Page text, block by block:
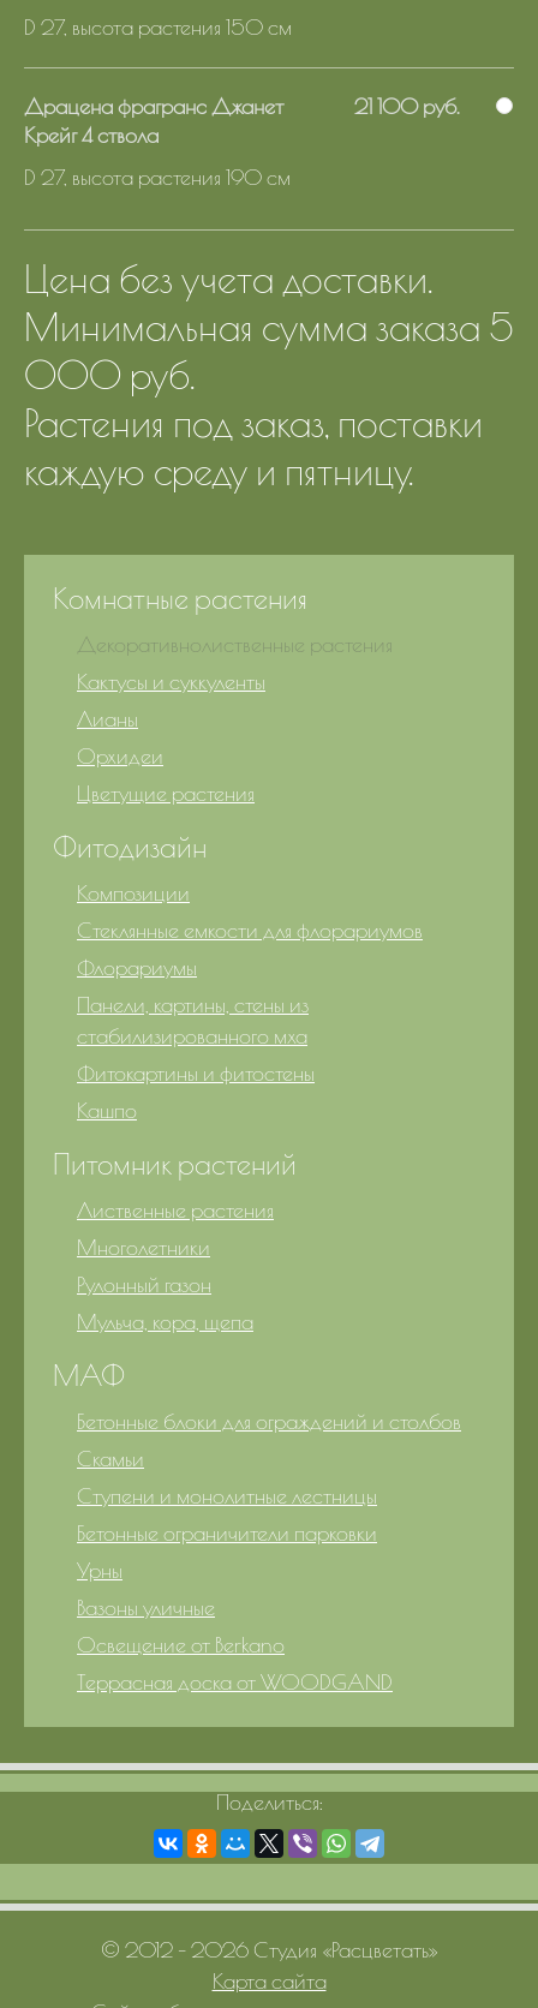
D 27, высота растения 150 см
Драцена фрагранс Джанет
Крейг 4 ствола
D 27, высота растения 190 см
21 100 руб.
Цена без учета доставки.
Минимальная сумма заказа 5
000 руб.
Растения под заказ, поставки
каждую среду и пятницу.
Комнатные растения
Декоративнолиственные растения
Кактусы и суккуленты
Лианы
Орхидеи
Цветущие растения
Фитодизайн
Композиции
Стеклянные емкости для флорариумов
Флорариумы
Панели, картины, стены из
стабилизированного мха
Фитокартины и фитостены
Кашпо
Питомник растений
Лиственные растения
Многолетники
Рулонный газон
Мульча, кора, щепа
МАФ
Бетонные блоки для ограждений и столбов
Скамьи
Ступени и монолитные лестницы
Бетонные ограничители парковки
Урны
Вазоны уличные
Освещение от Berkano
Террасная доска от WOODGAND
Поделиться:
© 2012 – 2026 Студия «Расцветать»
Карта сайта